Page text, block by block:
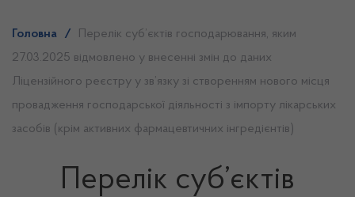
Головна /
Перелік суб’єктів господарювання, яким
27.03.2025 відмовлено у внесенні змін до даних
Ліцензійного реєстру у зв’язку зі створенням нового місця
провадження господарської діяльності з імпорту лікарських
засобів (крім активних фармацевтичних інгредієнтів)
Перелік суб’єктів